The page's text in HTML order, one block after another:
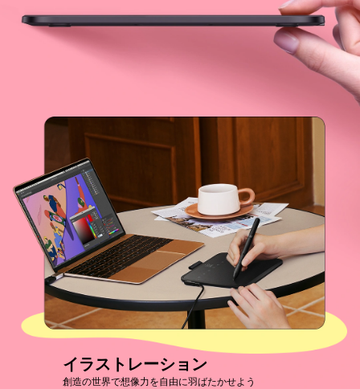
イラストレーション
創造の世界で想像力を自由に羽ばたかせよう